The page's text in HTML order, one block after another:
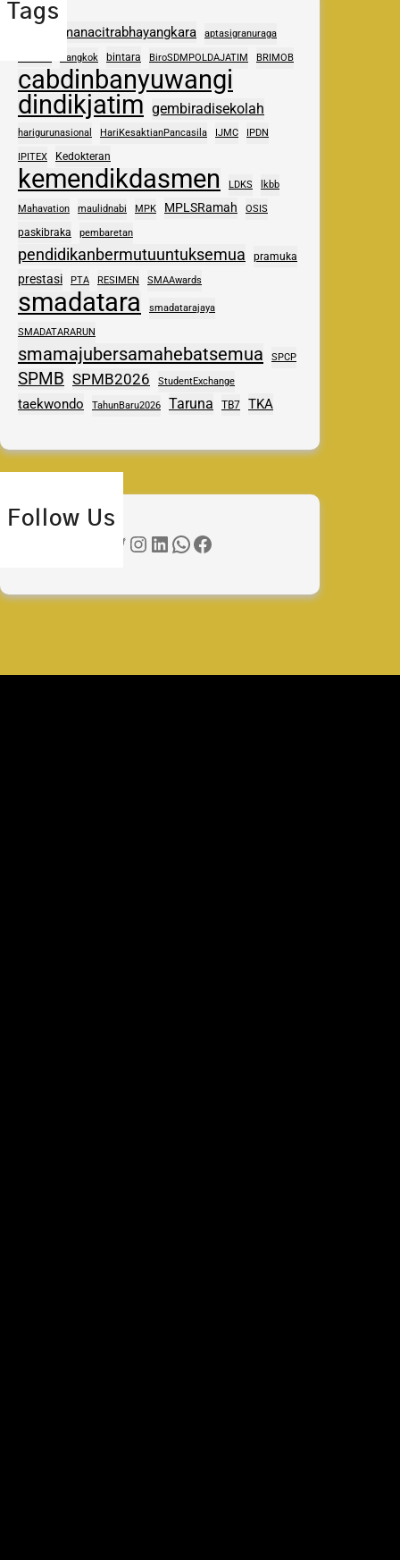
Tags
adhipramanacitrabhayangkara aptasigranuraga
Bangkok bintara BiroSDMPOLDAJATIM BRIMOB
cabdinbanyuwangi
dindikjatim gembiradisekolah
harigurunasional HariKesaktianPancasila IJMC IPDN
IPITEX Kedokteran
kemendikdasmen LDKS lkbb
Mahavation maulidnabi MPK MPLSRamah OSIS
paskibraka pembaretan
pendidikanbermutuuntuksemua pramuka
prestasi PTA RESIMEN SMAAwards
smadatara smadatarajaya
SMADATARARUN
smamajubersamahebatsemua SPCP
SPMB SPMB2026 StudentExchange
taekwondo TahunBaru2026 Taruna TB7 TKA
Follow Us
Instagram LinkedIn WhatsApp Facebook